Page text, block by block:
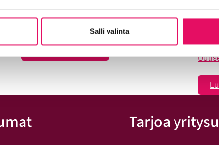
Salli valinta
Maailma
Tarjoa